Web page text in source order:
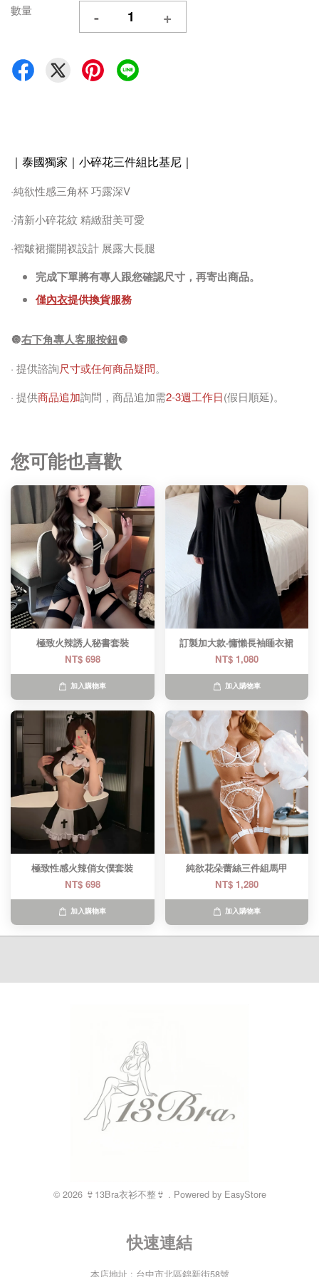
數量 - +
｜泰國獨家｜小碎花三件組比基尼 ｜
·純欲性感三角杯 巧露深V
·清新小碎花紋 精緻甜美可愛
·褶皺裙擺開衩設計 展露大長腿
完成下單將有專人跟您確認尺寸，再寄出商品。
僅內衣提供換貨服務
🔘右下角專人客服按鈕🔘
· 提供諮詢尺寸或任何商品疑問。
· 提供商品追加詢問，商品追加需2-3週工作日(假日順延)。
您可能也喜歡
極致火辣誘人秘書套裝
NT$ 698
加入購物車
訂製加大款-慵懶長袖睡衣裙
NT$ 1,080
加入購物車
極致性感火辣俏女僕套裝
NT$ 698
加入購物車
純欲花朵蕾絲三件組馬甲
NT$ 1,280
加入購物車
© 2026 👙13Bra衣衫不整👙 . Powered by EasyStore
快速連結
本店地址 : 台中市北區錦新街58號